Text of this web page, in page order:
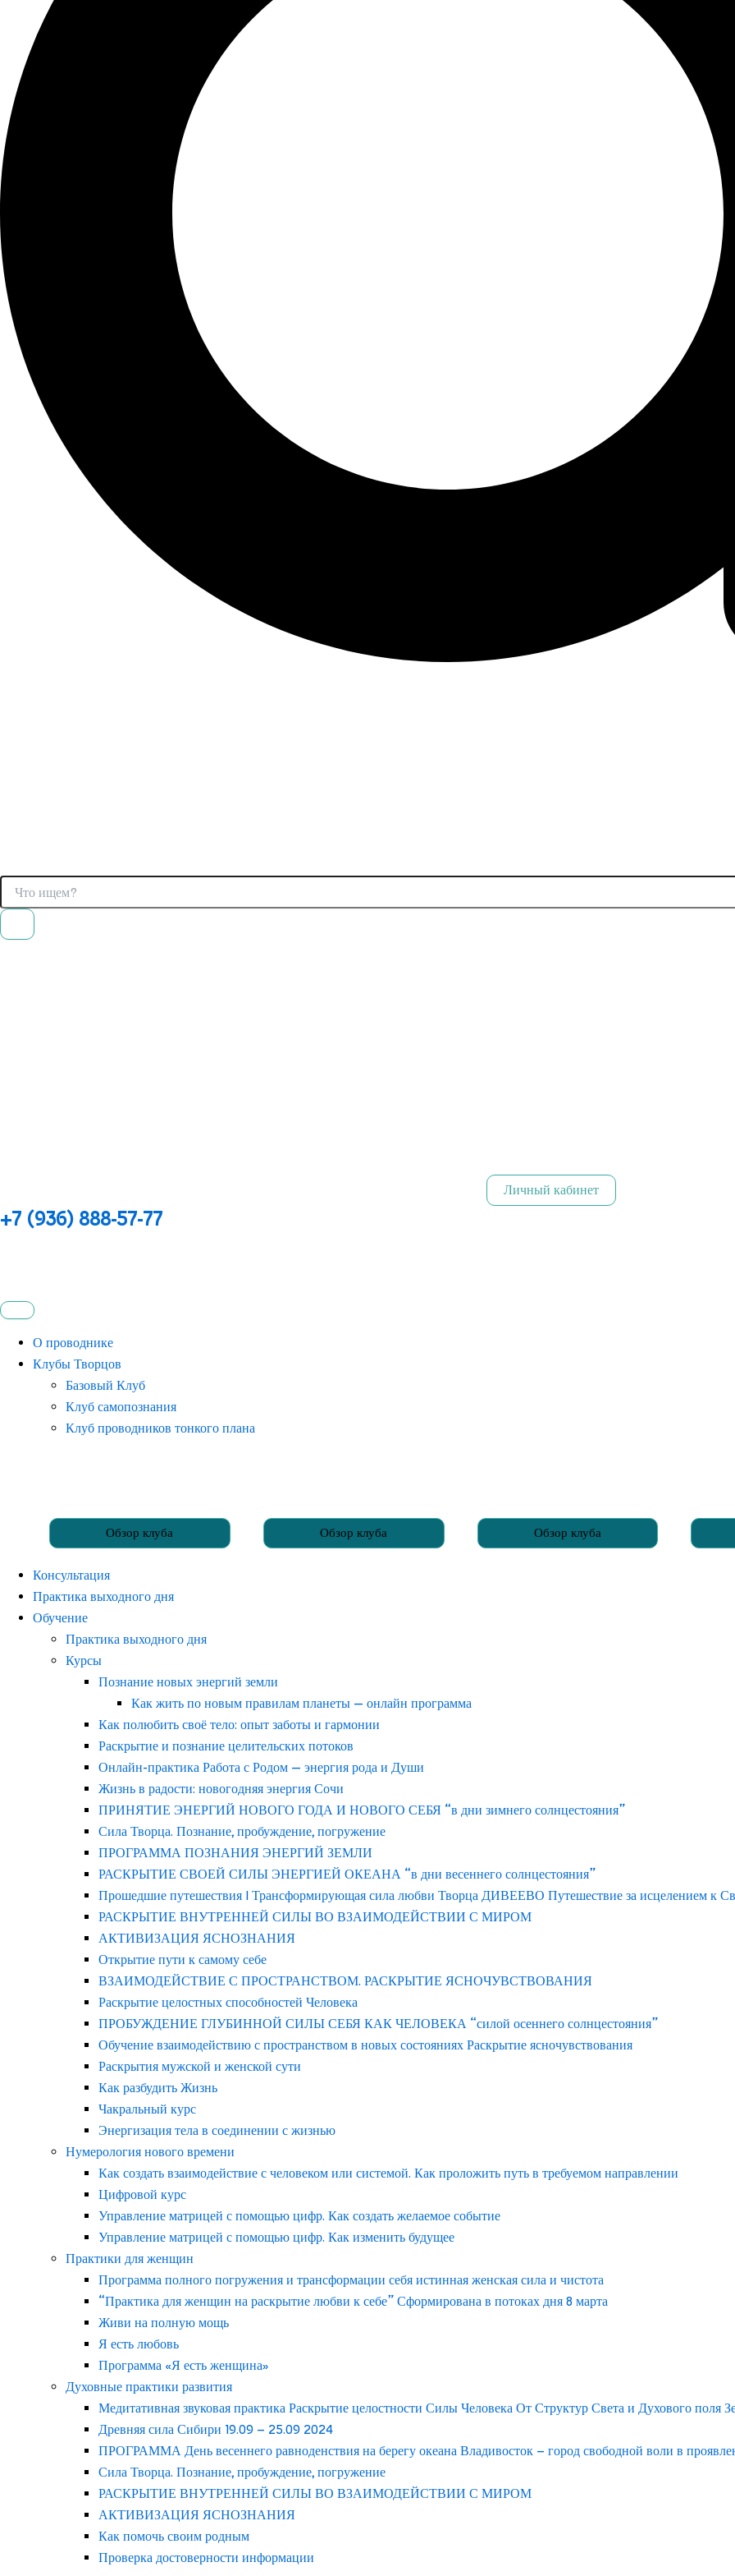
Личный кабинет
+7 (936) 888-57-77
О проводнике
Клубы Творцов
Базовый Клуб
Клуб самопознания
Клуб проводников тонкого плана
Обзор клуба Обзор клуба Обзор клуба
Консультация
Практика выходного дня
Обучение
Практика выходного дня
Курсы
Познание новых энергий земли
Как жить по новым правилам планеты — онлайн программа
Как полюбить своё тело: опыт заботы и гармонии
Раскрытие и познание целительских потоков
Онлайн-практика Работа с Родом — энергия рода и Души
Жизнь в радости: новогодняя энергия Сочи
ПРИНЯТИЕ ЭНЕРГИЙ НОВОГО ГОДА И НОВОГО СЕБЯ “в дни зимнего солнцестояния”
Сила Творца. Познание, пробуждение, погружение
ПРОГРАММА ПОЗНАНИЯ ЭНЕРГИЙ ЗЕМЛИ
РАСКРЫТИЕ СВОЕЙ СИЛЫ ЭНЕРГИЕЙ ОКЕАНА “в дни весеннего солнцестояния”
Прошедшие путешествия | Трансформирующая сила любви Творца ДИВЕЕВО Путешествие за исцелением к
РАСКРЫТИЕ ВНУТРЕННЕЙ СИЛЫ ВО ВЗАИМОДЕЙСТВИИ С МИРОМ
АКТИВИЗАЦИЯ ЯСНОЗНАНИЯ
Открытие пути к самому себе
ВЗАИМОДЕЙСТВИЕ С ПРОСТРАНСТВОМ. РАСКРЫТИЕ ЯСНОЧУВСТВОВАНИЯ
Раскрытие целостных способностей Человека
ПРОБУЖДЕНИЕ ГЛУБИННОЙ СИЛЫ СЕБЯ КАК ЧЕЛОВЕКА “силой осеннего солнцестояния”
Обучение взаимодействию с пространством в новых состояниях Раскрытие ясночувствования
Раскрытия мужской и женской сути
Как разбудить Жизнь
Чакральный курс
Энергизация тела в соединении с жизнью
Нумерология нового времени
Как создать взаимодействие с человеком или системой. Как проложить путь в требуемом направлении
Цифровой курс
Управление матрицей с помощью цифр. Как создать желаемое событие
Управление матрицей с помощью цифр. Как изменить будущее
Практики для женщин
Программа полного погружения и трансформации себя истинная женская сила и чистота
“Практика для женщин на раскрытие любви к себе” Сформирована в потоках дня 8 марта
Живи на полную мощь
Я есть любовь
Программа «Я есть женщина»
Духовные практики развития
Медитативная звуковая практика Раскрытие целостности Силы Человека От Структур Света и Духового поля
Древняя сила Сибири 19.09 – 25.09 2024
ПРОГРАММА День весеннего равноденствия на берегу океана Владивосток – город свободной воли в
Сила Творца. Познание, пробуждение, погружение
РАСКРЫТИЕ ВНУТРЕННЕЙ СИЛЫ ВО ВЗАИМОДЕЙСТВИИ С МИРОМ
АКТИВИЗАЦИЯ ЯСНОЗНАНИЯ
Как помочь своим родным
Проверка достоверности информации